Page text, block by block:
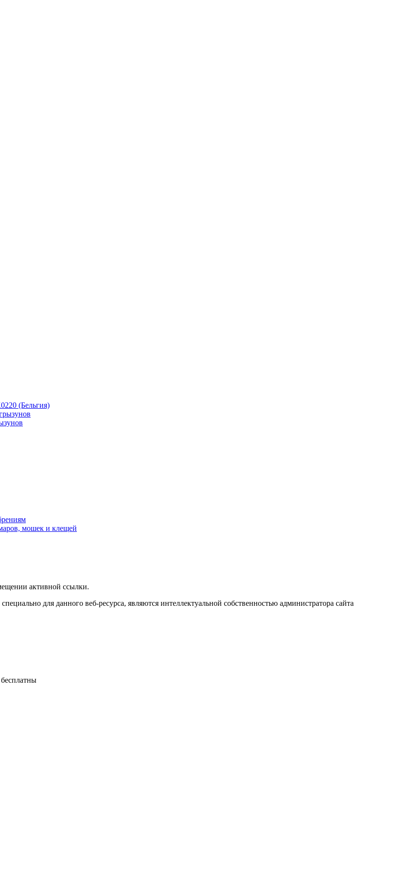
(Бельгия)
мошек и клещей
активной ссылки.
для данного веб-ресурса, являются интеллектуальной собственностью администратора сайта